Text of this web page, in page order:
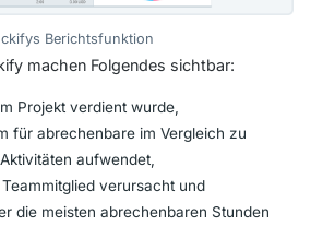
Berichtsfunktion
machen Folgendes sichtbar:
Projekt verdient wurde,
für abrechenbare im Vergleich zu
aufwendet,
verursacht und
die meisten abrechenbaren Stunden